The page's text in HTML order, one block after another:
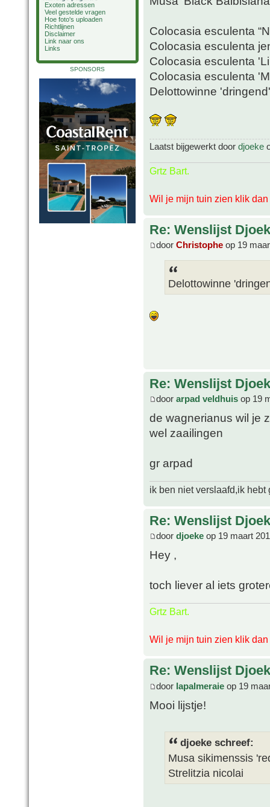
Exoten adressen
Veel gestelde vragen
Hoe foto's uploaden
Richtlijnen
Disclaimer
Link naar ons
Links
SPONSORS
Colocasia esculenta
Colocasia esculenta
Colocasia esculenta
Colocasia esculenta
Delottowinne
Laatst bijgewerkt door djoeke
Grtz Bart.
Wil je mijn tuin zien klik dan
Re: Wenslijst
door Christophe op 19
Delottowinne
Re: Wenslijst
door arpad veldhuis op 19
de wagnerianus wil je
wel zaailingen
gr arpad
ik ben niet verslaafd,ik
Re: Wenslijst
door djoeke op 19 maart
Hey ,
toch liever al iets
Grtz Bart.
Wil je mijn tuin zien klik dan
Re: Wenslijst
door lapalmeraie op 19
Mooi lijstje!
djoeke schreef:
Musa sikimenssis
Strelitzia nicolai